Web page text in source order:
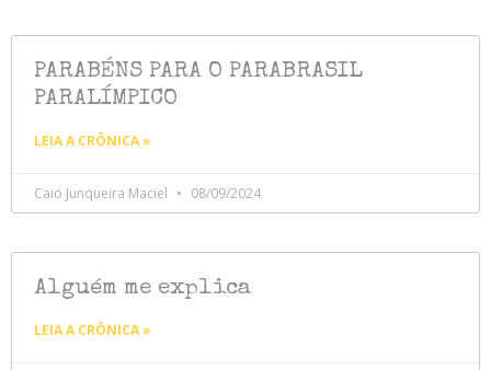
PARABÉNS PARA O PARABRASIL
PARALÍMPICO
LEIA A CRÔNICA »
Caio Junqueira Maciel 08/09/2024
Alguém me explica
LEIA A CRÔNICA »